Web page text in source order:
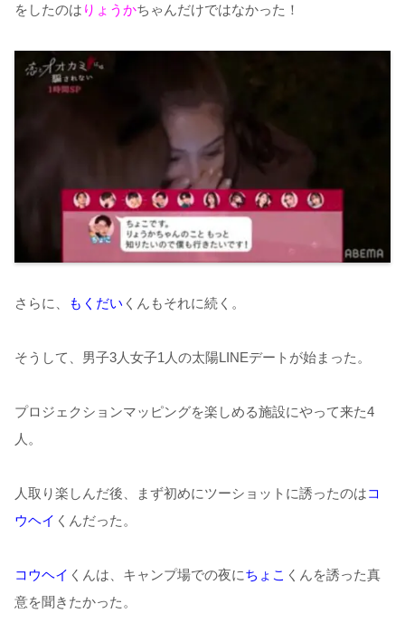
をしたのは りょうかちゃんだけではなかった！
さらに、 もくだい くんもそれに続く。
そうして、男子3人女子1人の太陽LINEデートが始まった。
プロジェクションマッピングを楽しめる施設にやって来た4
人。
人取り楽しんだ後、まず初めにツーショットに誘ったのはコ
ウヘイ くんだった。
コウヘイ くんは、キャンプ場での夜にちょこ くんを誘った真
意を聞きたかった。